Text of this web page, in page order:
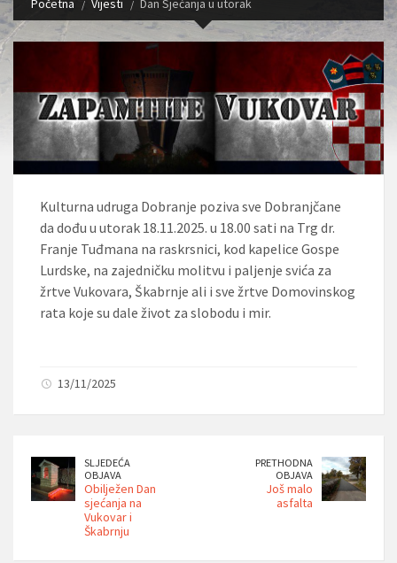
Početna Vijesti Dan Sjećanja u utorak
Kulturna udruga Dobranje poziva sve Dobranjčane
da dođu u utorak 18.11.2025. u 18.00 sati na Trg dr.
Franje Tuđmana na raskrsnici, kod kapelice Gospe
Lurdske, na zajedničku molitvu i paljenje svića za
žrtve Vukovara, Škabrnje ali i sve žrtve Domovinskog
rata koje su dale život za slobodu i mir.
13/11/2025
SLJEDEĆA
OBJAVA
Obilježen Dan
sjećanja na
Vukovar i
Škabrnju
PRETHODNA
OBJAVA
Još malo
asfalta